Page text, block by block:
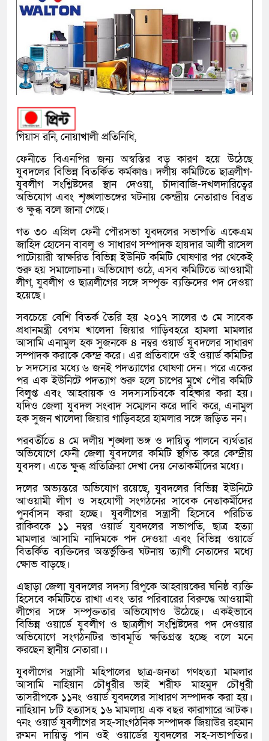
গিয়াস রনি, নোয়াখালী প্রতিনিধি,
ফেনীতে বিএনপির জন্য অস্বস্তির বড় কারণ হয়ে উঠেছে
যুবদলের বিভিন্ন বিতর্কিত কর্মকাণ্ড। দলীয় কমিটিতে ছাত্রলীগ-
যুবলীগ সংশ্লিষ্টদের স্থান দেওয়া, চাঁদাবাজি-দখলদারিত্বের
অভিযোগ এবং শৃঙ্খলাভঙ্গের ঘটনায় কেন্দ্রীয় নেতারাও বিব্রত
ও ক্ষুব্ধ বলে জানা গেছে।
গত ৩০ এপ্রিল ফেনী পৌরসভা যুবদলের সভাপতি একেএম
জাহিদ হোসেন বাবলু ও সাধারণ সম্পাদক হায়দার আলী রাসেল
পাটোয়ারী স্বাক্ষরিত বিভিন্ন ইউনিট কমিটি ঘোষণার পর থেকেই
শুরু হয় সমালোচনা। অভিযোগ ওঠে, এসব কমিটিতে আওয়ামী
লীগ, যুবলীগ ও ছাত্রলীগের সঙ্গে সম্পৃক্ত ব্যক্তিদের পদ দেওয়া
হয়েছে।
সবচেয়ে বেশি বিতর্ক তৈরি হয় ২০১৭ সালের ৩ মে সাবেক
প্রধানমন্ত্রী বেগম খালেদা জিয়ার গাড়িবহরে হামলা মামলার
আসামি এনামুল হক সুজনকে ৪ নম্বর ওয়ার্ড যুবদলের সাধারণ
সম্পাদক করাকে কেন্দ্র করে। এর প্রতিবাদে ওই ওয়ার্ড কমিটির
৮ সদস্যের মধ্যে ৬ জনই পদত্যাগের ঘোষণা দেন। পরে একের
পর এক ইউনিটে পদত্যাগ শুরু হলে চাপের মুখে পৌর কমিটি
বিলুপ্ত এবং আহ্বায়ক ও সদস্যসচিবকে বহিষ্কার করা হয়।
যদিও জেলা যুবদল সংবাদ সম্মেলন করে দাবি করে, এনামুল
হক সুজন খালেদা জিয়ার গাড়িবহরে হামলার সঙ্গে জড়িত নন।
পরবর্তীতে ৪ মে দলীয় শৃঙ্খলা ভঙ্গ ও দায়িত্ব পালনে ব্যর্থতার
অভিযোগে ফেনী জেলা যুবদলের কমিটি স্থগিত করে কেন্দ্রীয়
যুবদল। এতে ক্ষুব্ধ প্রতিক্রিয়া দেখা দেয় নেতাকর্মীদের মধ্যে।
দলের অভ্যন্তরে অভিযোগ রয়েছে, যুবদলের বিভিন্ন ইউনিটে
আওয়ামী লীগ ও সহযোগী সংগঠনের সাবেক নেতাকর্মীদের
পুনর্বাসন করা হচ্ছে। যুবলীগের সন্ত্রাসী হিসেবে পরিচিত
রাকিবকে ১১ নম্বর ওয়ার্ড যুবদলের সভাপতি, ছাত্র হত্যা
মামলার আসামি নাদিমকে পদ দেওয়া এবং বিভিন্ন ওয়ার্ডে
বিতর্কিত ব্যক্তিদের অন্তর্ভুক্তির ঘটনায় ত্যাগী নেতাদের মধ্যে
ক্ষোভ বাড়ছে।
এছাড়া জেলা যুবদলের সদস্য রিপুকে আহ্বায়কের ঘনিষ্ঠ ব্যক্তি
হিসেবে কমিটিতে রাখা এবং তার পরিবারের বিরুদ্ধে আওয়ামী
লীগের সঙ্গে সম্পৃক্ততার অভিযোগও উঠেছে। একইভাবে
বিভিন্ন ওয়ার্ডে যুবলীগ ও ছাত্রলীগ সংশ্লিষ্টদের পদ দেওয়ার
অভিযোগে সংগঠনটির ভাবমূর্তি ক্ষতিগ্রস্ত হচ্ছে বলে মনে
করছেন স্থানীয় নেতারা।।
যুবলীগের সন্ত্রাসী মহিপালের ছাত্র-জনতা গণহত্যা মামলার
আসামি নাহিয়ান চৌধুরীর ভাই শরীফ মাহমুদ চৌধুরী
তাসরীপকে ১১নং ওয়ার্ড যুবদলের সাধারণ সম্পাদক করা হয়।
নাহিয়ান ৮টি হত্যাসহ ১৬ মামলায় এক বছর কারাগারে আটক।
৭নং ওয়ার্ড যুবলীগের সহ-সাংগঠনিক সম্পাদক জিয়াউর রহমান
রুমন দায়িত্ব পান ওই ওয়ার্ডের যুবদলের সহ-সভাপতির।